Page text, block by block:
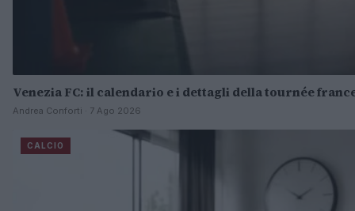
Venezia FC: il calendario e i dettagli della tournée
Andrea Conforti · 7 Ago 2026
CALCIO